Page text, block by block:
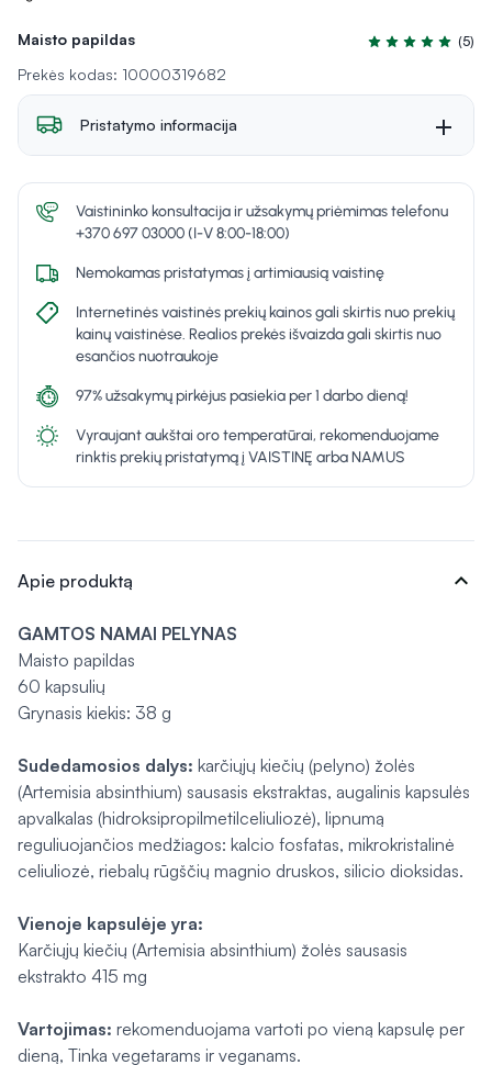
Maisto papildas
Įvertinimas 5.0
(5)
Prekės kodas: 10000319682
Pristatymo informacija
Vaistininko konsultacija ir užsakymų priėmimas telefonu
+370 697 03000 (I-V 8:00-18:00)
Nemokamas pristatymas į artimiausią vaistinę
Internetinės vaistinės prekių kainos gali skirtis nuo prekių
kainų vaistinėse. Realios prekės išvaizda gali skirtis nuo
esančios nuotraukoje
97% užsakymų pirkėjus pasiekia per 1 darbo dieną!
Vyraujant aukštai oro temperatūrai, rekomenduojame
rinktis prekių pristatymą į VAISTINĘ arba NAMUS
Apie produktą expand_more
GAMTOS NAMAI PELYNAS
Maisto papildas
60 kapsulių
Grynasis kiekis: 38 g
Sudedamosios dalys: karčiųjų kiečių (pelyno) žolės
(Artemisia absinthium) sausasis ekstraktas, augalinis kapsulės
apvalkalas (hidroksipropilmetilceliuliozė), lipnumą
reguliuojančios medžiagos: kalcio fosfatas, mikrokristalinė
celiuliozė, riebalų rūgščių magnio druskos, silicio dioksidas.
Vienoje kapsulėje yra:
Karčiųjų kiečių (Artemisia absinthium) žolės sausasis
ekstrakto 415 mg
Vartojimas: rekomenduojama vartoti po vieną kapsulę per
dieną, Tinka vegetarams ir veganams.